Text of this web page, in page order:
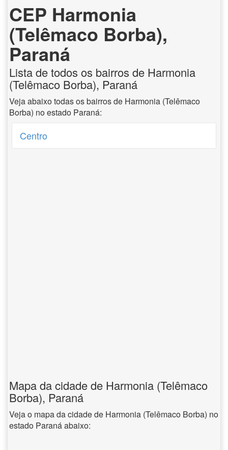
CEP Harmonia
(Telêmaco Borba),
Paraná
Lista de todos os bairros de Harmonia
(Telêmaco Borba), Paraná
Veja abaixo todas os bairros de Harmonia (Telêmaco
Borba) no estado Paraná:
Centro
Mapa da cidade de Harmonia (Telêmaco
Borba), Paraná
Veja o mapa da cidade de Harmonia (Telêmaco Borba) no
estado Paraná abaixo: